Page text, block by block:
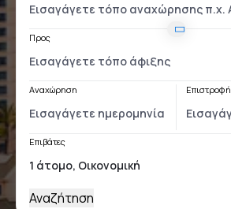
Προς
Αναχώρηση Επιστροφή
Επιβάτες
Αναζήτηση